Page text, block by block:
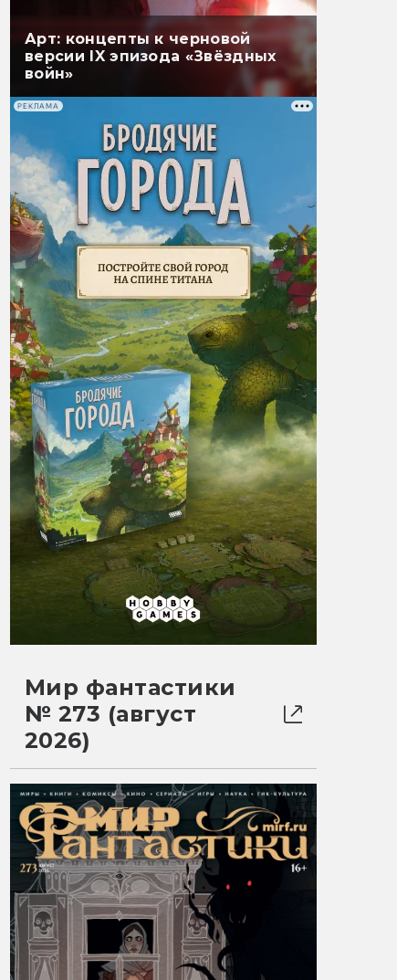
Арт: концепты к черновой
версии IX эпизода «Звёздных
войн»
РЕКЛАМА
Мир фантастики
№ 273 (август
2026)